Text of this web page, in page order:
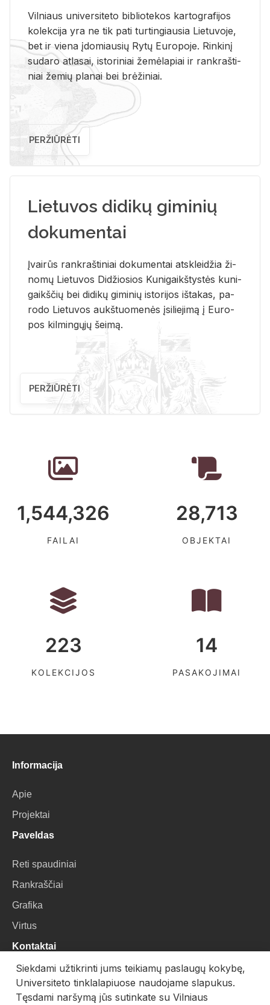
Vil­niaus uni­ver­si­te­to bi­b­lio­te­kos kar­to­gra­fi­jos
ko­lek­ci­ja yra ne tik pati tur­tin­giau­sia Lie­tu­vo­je,
bet ir vie­na įdo­miau­sių Rytų Eu­ro­po­je. Rin­ki­nį
su­da­ro at­la­sai, is­to­ri­niai že­mė­la­piai ir rank­raš­ti­
niai že­mių pla­nai bei brė­ži­niai.
PERŽIŪRĖTI
Lietuvos didikų giminių
dokumentai
Įvai­rūs rank­raš­ti­niai do­ku­men­tai at­sklei­džia ži­
no­mų Lie­tu­vos Di­džio­sios Ku­ni­gaikš­tys­tės ku­ni­
gaikš­čių bei di­di­kų gi­mi­nių is­to­ri­jos iš­ta­kas, pa­
ro­do Lie­tu­vos aukš­tuo­me­nės įsi­lie­ji­mą į Eu­ro­
pos kil­min­gų­jų šei­mą.
PERŽIŪRĖTI
1,544,326
FAILAI
28,713
OBJEKTAI
223
KOLEKCIJOS
14
PASAKOJIMAI
Informacija
Apie
Projektai
Paveldas
Reti spaudiniai
Rankraščiai
Grafika
Virtus
Kontaktai
VU Biblioteka
Universiteto g. 3, LT-01122, Vilnius
Siekdami užtikrinti jums teikiamų paslaugų kokybę,
Universiteto tinklalapiuose naudojame slapukus.
Tęsdami naršymą jūs sutinkate su Vilniaus